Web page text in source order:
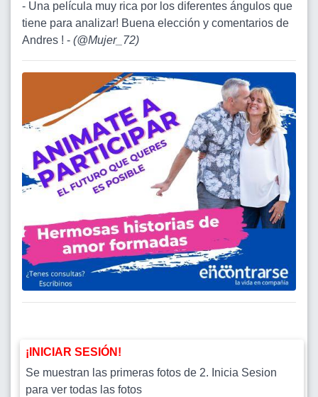
- Una película muy rica por los diferentes ángulos que
tiene para analizar! Buena elección y comentarios de
Andres ! - (@Mujer_72)
¡INICIAR SESIÓN!
Se muestran las primeras fotos de 2. Inicia Sesion
para ver todas las fotos